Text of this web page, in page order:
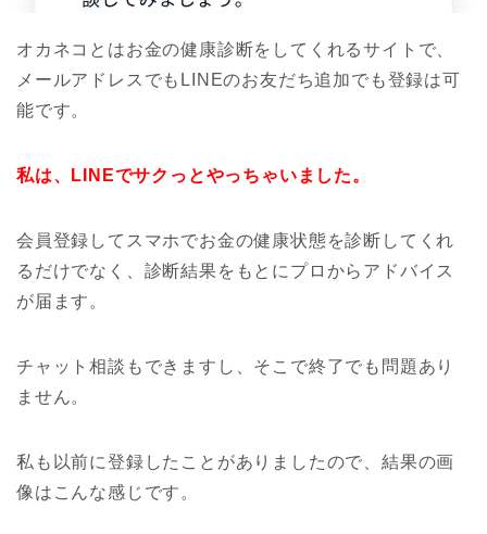
オカネコとはお金の健康診断をしてくれるサイトで、
メールアドレスでもLINEのお友だち追加でも登録は可
能です。
私は、LINEでサクっとやっちゃいました。
会員登録してスマホでお金の健康状態を診断してくれ
るだけでなく、診断結果をもとにプロからアドバイス
が届ます。
チャット相談もできますし、そこで終了でも問題あり
ません。
私も以前に登録したことがありましたので、結果の画
像はこんな感じです。